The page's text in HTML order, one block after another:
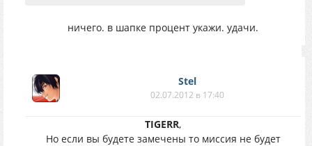
ничего. в шапке процент укажи. удачи.
Stel
02.07.2012 в 17:40
TIGERR,
Но если вы будете замечены то миссия не будет